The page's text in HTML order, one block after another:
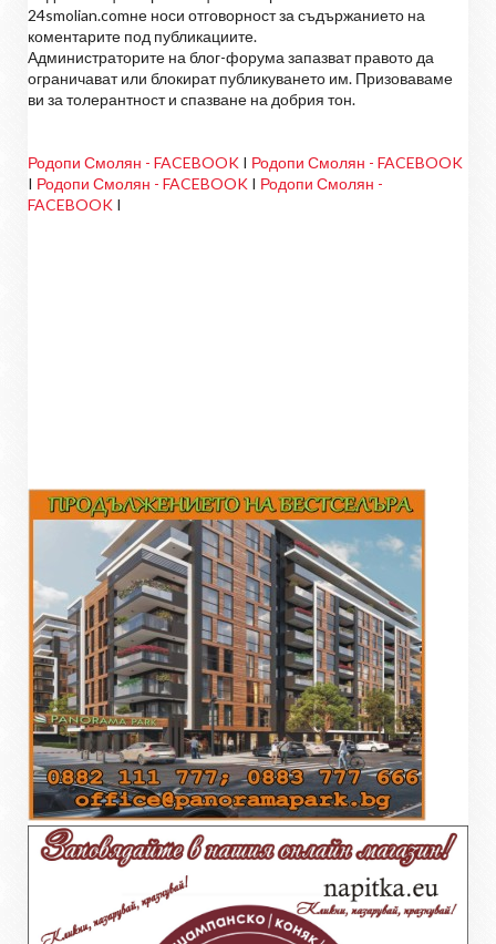
24smolian.comне носи отговорност за съдържанието на
коментарите под публикациите.
Администраторите на блог-форума запазват правото да
ограничават или блокират публикуването им. Призоваваме
ви за толерантност и спазване на добрия тон.
Родопи Смолян - FACEBOOK I Родопи Смолян - FACEBOOK
I Родопи Смолян - FACEBOOK I Родопи Смолян -
FACEBOOK I